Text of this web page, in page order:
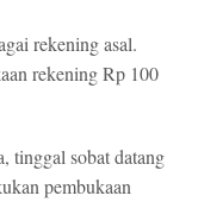
rekening asal.
rekening Rp 100
tinggal sobat datang
pembukaan